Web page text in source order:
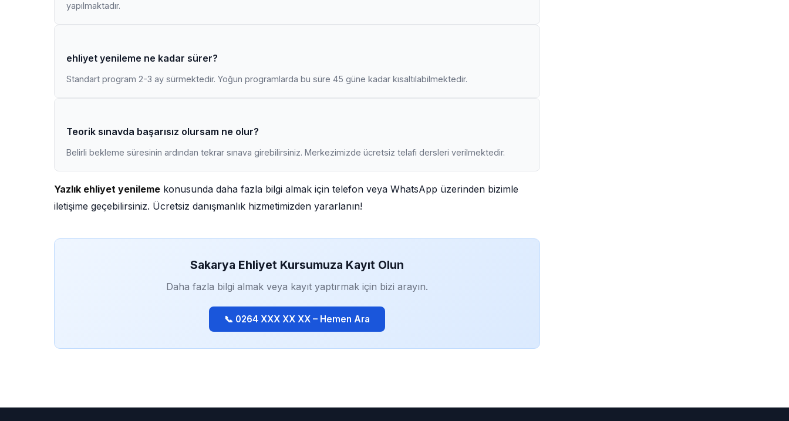
yapılmaktadır.
ehliyet yenileme ne kadar sürer?
Standart program 2-3 ay sürmektedir. Yoğun programlarda bu süre 45 güne kadar kısaltılabilmektedir.
Teorik sınavda başarısız olursam ne olur?
Belirli bekleme süresinin ardından tekrar sınava girebilirsiniz. Merkezimizde ücretsiz telafi dersleri verilmektedir.
Yazlık ehliyet yenileme konusunda daha fazla bilgi almak için telefon veya WhatsApp üzerinden bizimle
iletişime geçebilirsiniz. Ücretsiz danışmanlık hizmetimizden yararlanın!
Sakarya Ehliyet Kursumuza Kayıt Olun
Daha fazla bilgi almak veya kayıt yaptırmak için bizi arayın.
📞 0264 XXX XX XX – Hemen Ara